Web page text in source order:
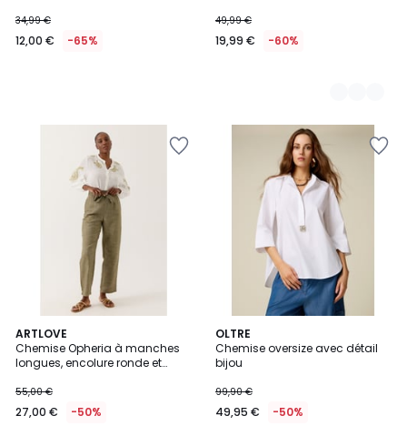
34,99 €
12,00 € -65%
49,99 €
19,99 € -60%
ARTLOVE
Chemise Opheria à manches
longues, encolure ronde et
55,00 €
27,00 € -50%
OLTRE
Chemise oversize avec détail
bijou
99,90 €
49,95 € -50%